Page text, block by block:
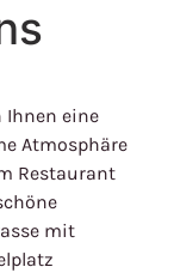
Ihnen eine
Atmosphäre
Restaurant
mit